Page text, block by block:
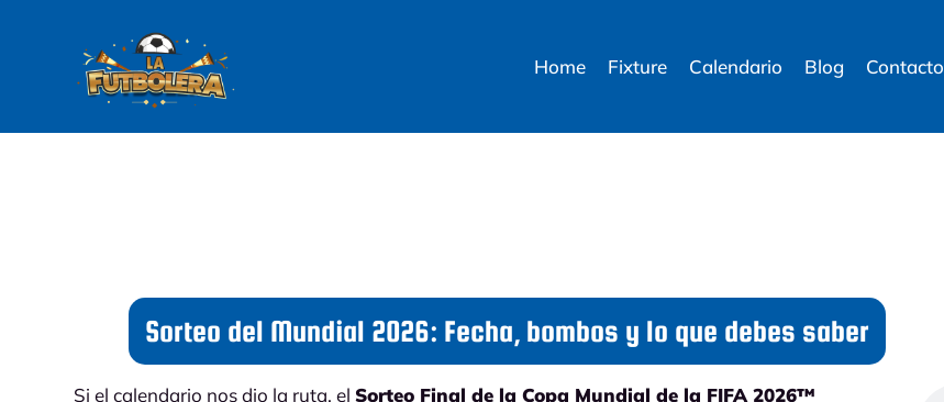
Home Fixture Calendario Blog Contacto
Sorteo del Mundial 2026: Fecha, bombos y lo que debes saber
Si el calendario nos dio la ruta, elSorteo Final de la Copa Mundial de la FIFA 2026™